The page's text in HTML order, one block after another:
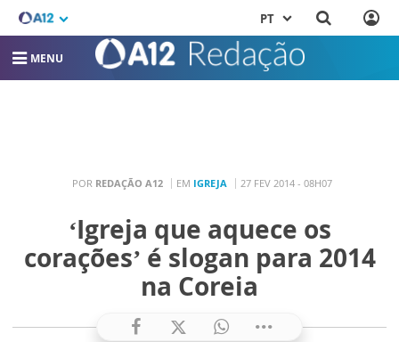
PT
MENU
POR REDAÇÃO A12 EM IGREJA 27 FEV 2014 - 08H07
‘Igreja que aquece os
corações’ é slogan para 2014
na Coreia